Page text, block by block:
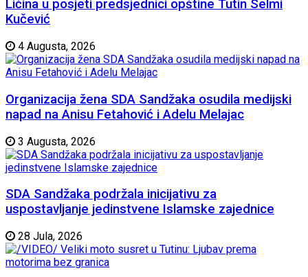
Ličina u posjeti predsjednici opštine Tutin Selmi
Kučević
4 Augusta, 2026
Organizacija žena SDA Sandžaka osudila medijski
napad na Anisu Fetahović i Adelu Melajac
3 Augusta, 2026
SDA Sandžaka podržala inicijativu za
uspostavljanje jedinstvene Islamske zajednice
28 Jula, 2026